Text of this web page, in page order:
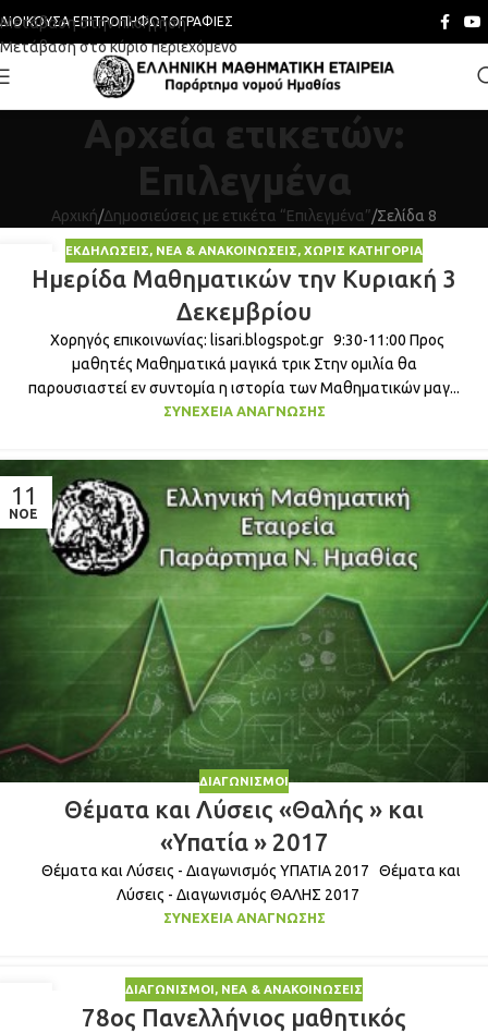
Μετάβαση στην πλοήγηση
Μετάβαση στο κύριο περιεχόμενο
ΔΙΟΙΚΟΎΣΑ ΕΠΙΤΡΟΠΉΦΩΤΟΓΡΑΦΊΕΣ
Αρχεία ετικετών:
Επιλεγμένα
Αρχική Δημοσιεύσεις με ετικέτα “Επιλεγμένα” Σελίδα 8
21
ΝΟΈ
ΕΚΔΗΛΏΣΕΙΣ, ΝΈΑ & ΑΝΑΚΟΙΝΏΣΕΙΣ, ΧΩΡΊΣ ΚΑΤΗΓΟΡΊΑ
Ημερίδα Μαθηματικών την Κυριακή 3
Δεκεμβρίου
Χορηγός επικοινωνίας: lisari.blogspot.gr 9:30-11:00 Προς
μαθητές Μαθηματικά μαγικά τρικ Στην ομιλία θα
παρουσιαστεί εν συντομία η ιστορία των Μαθηματικών μαγ...
ΣΥΝΈΧΕΙΑ ΑΝΆΓΝΩΣΗΣ
11
ΝΟΈ
ΔΙΑΓΩΝΙΣΜΟΊ
Θέματα και Λύσεις «Θαλής » και
«Υπατία » 2017
Θέματα και Λύσεις - Διαγωνισμός ΥΠΑΤΙΑ 2017 Θέματα και
Λύσεις - Διαγωνισμός ΘΑΛΗΣ 2017
ΣΥΝΈΧΕΙΑ ΑΝΆΓΝΩΣΗΣ
ΔΙΑΓΩΝΙΣΜΟΊ, ΝΈΑ & ΑΝΑΚΟΙΝΏΣΕΙΣ
78ος Πανελλήνιος μαθητικός